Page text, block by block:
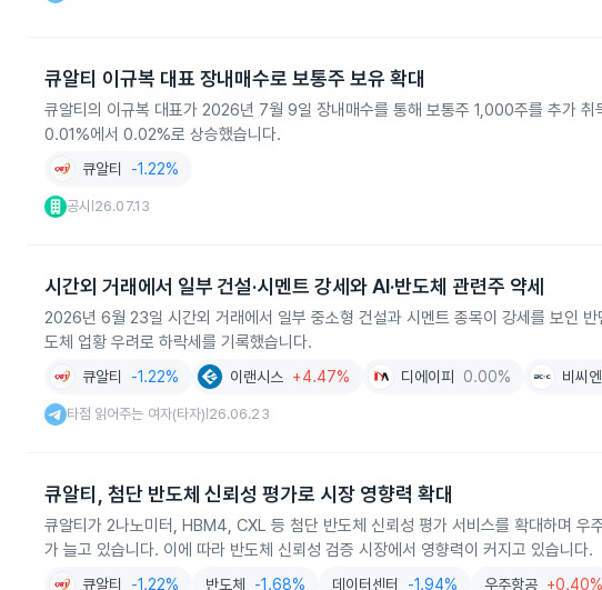
큐알티 이규복 대표 장내매수로 보통주 보유 확대
큐알티의 이규복 대표가 2026년 7월 9일 장내매수를 통해 보통주 1,000주를 추가
0.01%에서 0.02%로 상승했습니다.
큐알티 -1.22%
공시 26.07.13
시간외 거래에서 일부 건설·시멘트 강세와 AI·반도체 관련주 약세
2026년 6월 23일 시간외 거래에서 일부 중소형 건설과 시멘트 종목이 강세를 보인
도체 업황 우려로 하락세를 기록했습니다.
큐알티 -1.22% 이랜시스 +4.47% 디에이피 0.00% 비씨엔
타점 읽어주는 여자(타자) 26.06.23
큐알티, 첨단 반도체 신뢰성 평가로 시장 영향력 확대
큐알티가 2나노미터, HBM4, CXL 등 첨단 반도체 신뢰성 평가 서비스를 확대하며 우
가 늘고 있습니다. 이에 따라 반도체 신뢰성 검증 시장에서 영향력이 커지고 있습니다.
큐알티 -1.22% 반도체 -1.68% 데이터센터 -1.94% 우주항공 +0.40%